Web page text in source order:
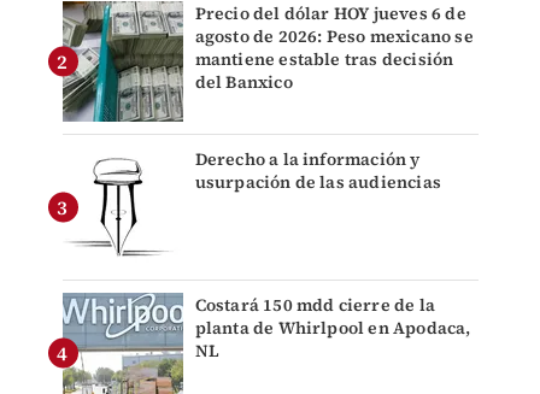
Precio del dólar HOY jueves 6 de
agosto de 2026: Peso mexicano se
mantiene estable tras decisión
del Banxico
Derecho a la información y
usurpación de las audiencias
Costará 150 mdd cierre de la
planta de Whirlpool en Apodaca,
NL